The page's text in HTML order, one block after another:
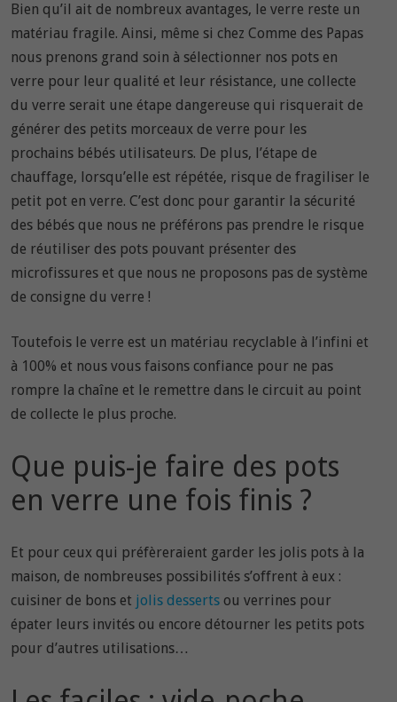
Bien qu’il ait de nombreux avantages, le verre reste un
matériau fragile. Ainsi, même si chez Comme des Papas
nous prenons grand soin à sélectionner nos pots en
verre pour leur qualité et leur résistance, une collecte
du verre serait une étape dangereuse qui risquerait de
générer des petits morceaux de verre pour les
prochains bébés utilisateurs. De plus, l’étape de
chauffage, lorsqu’elle est répétée, risque de fragiliser le
petit pot en verre. C’est donc pour garantir la sécurité
des bébés que nous ne préférons pas prendre le risque
de réutiliser des pots pouvant présenter des
microfissures et que nous ne proposons pas de système
de consigne du verre !
Toutefois le verre est un matériau recyclable à l’infini et
à 100% et nous vous faisons confiance pour ne pas
rompre la chaîne et le remettre dans le circuit au point
de collecte le plus proche.
Que puis-je faire des pots
en verre une fois finis ?
Et pour ceux qui préfèreraient garder les jolis pots à la
maison, de nombreuses possibilités s’offrent à eux :
cuisiner de bons et jolis desserts ou verrines pour
épater leurs invités ou encore détourner les petits pots
pour d’autres utilisations…